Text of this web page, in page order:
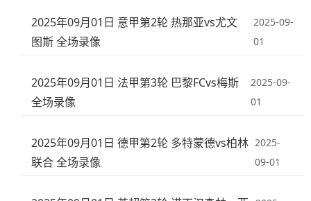
2025年09月01日 意甲第2轮 热那亚vs尤文
图斯 全场录像
2025-09-
01
2025年09月01日 法甲第3轮 巴黎FCvs梅斯
全场录像
2025-09-
01
2025年09月01日 德甲第2轮 多特蒙德vs柏林
联合 全场录像
2025-
09-01